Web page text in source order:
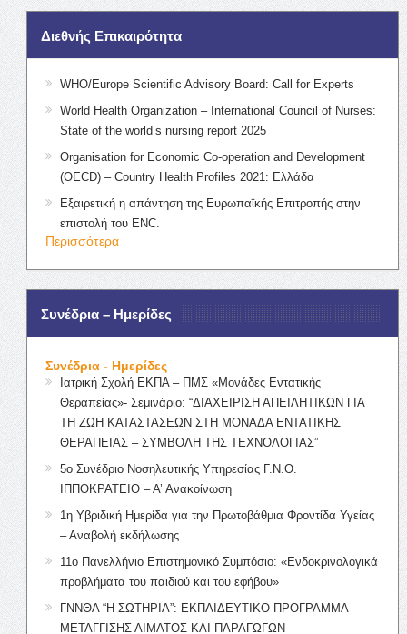
Διεθνής Επικαιρότητα
WHO/Europe Scientific Advisory Board: Call for Experts
World Health Organization – International Council of Nurses:
State of the world’s nursing report 2025
Organisation for Economic Co-operation and Development
(OECD) – Country Health Profiles 2021: Ελλάδα
Εξαιρετική η απάντηση της Ευρωπαϊκής Επιτροπής στην
επιστολή του ENC.
Περισσότερα
Συνέδρια – Ημερίδες
Συνέδρια - Ημερίδες
Ιατρική Σχολή ΕΚΠΑ – ΠΜΣ «Μονάδες Εντατικής
Θεραπείας»- Σεμινάριο: “ΔΙΑΧΕΙΡΙΣΗ ΑΠΕΙΛΗΤΙΚΩΝ ΓΙΑ
ΤΗ ΖΩΗ ΚΑΤΑΣΤΑΣΕΩΝ ΣΤΗ ΜΟΝΑΔΑ ΕΝΤΑΤΙΚΗΣ
ΘΕΡΑΠΕΙΑΣ – ΣΥΜΒΟΛΗ ΤΗΣ ΤΕΧΝΟΛΟΓΙΑΣ”
5ο Συνέδριο Νοσηλευτικής Υπηρεσίας Γ.Ν.Θ.
ΙΠΠΟΚΡΑΤΕΙΟ – Α’ Ανακοίνωση
1η Υβριδική Ημερίδα για την Πρωτοβάθμια Φροντίδα Υγείας
– Αναβολή εκδήλωσης
11ο Πανελλήνιο Επιστημονικό Συμπόσιο: «Ενδοκρινολογικά
προβλήματα του παιδιού και του εφήβου»
ΓΝΝΘΑ “Η ΣΩΤΗΡΙΑ”: ΕΚΠΑΙΔΕΥΤΙΚΟ ΠΡΟΓΡΑΜΜΑ
ΜΕΤΑΓΓΙΣΗΣ ΑΙΜΑΤΟΣ ΚΑΙ ΠΑΡΑΓΩΓΩΝ